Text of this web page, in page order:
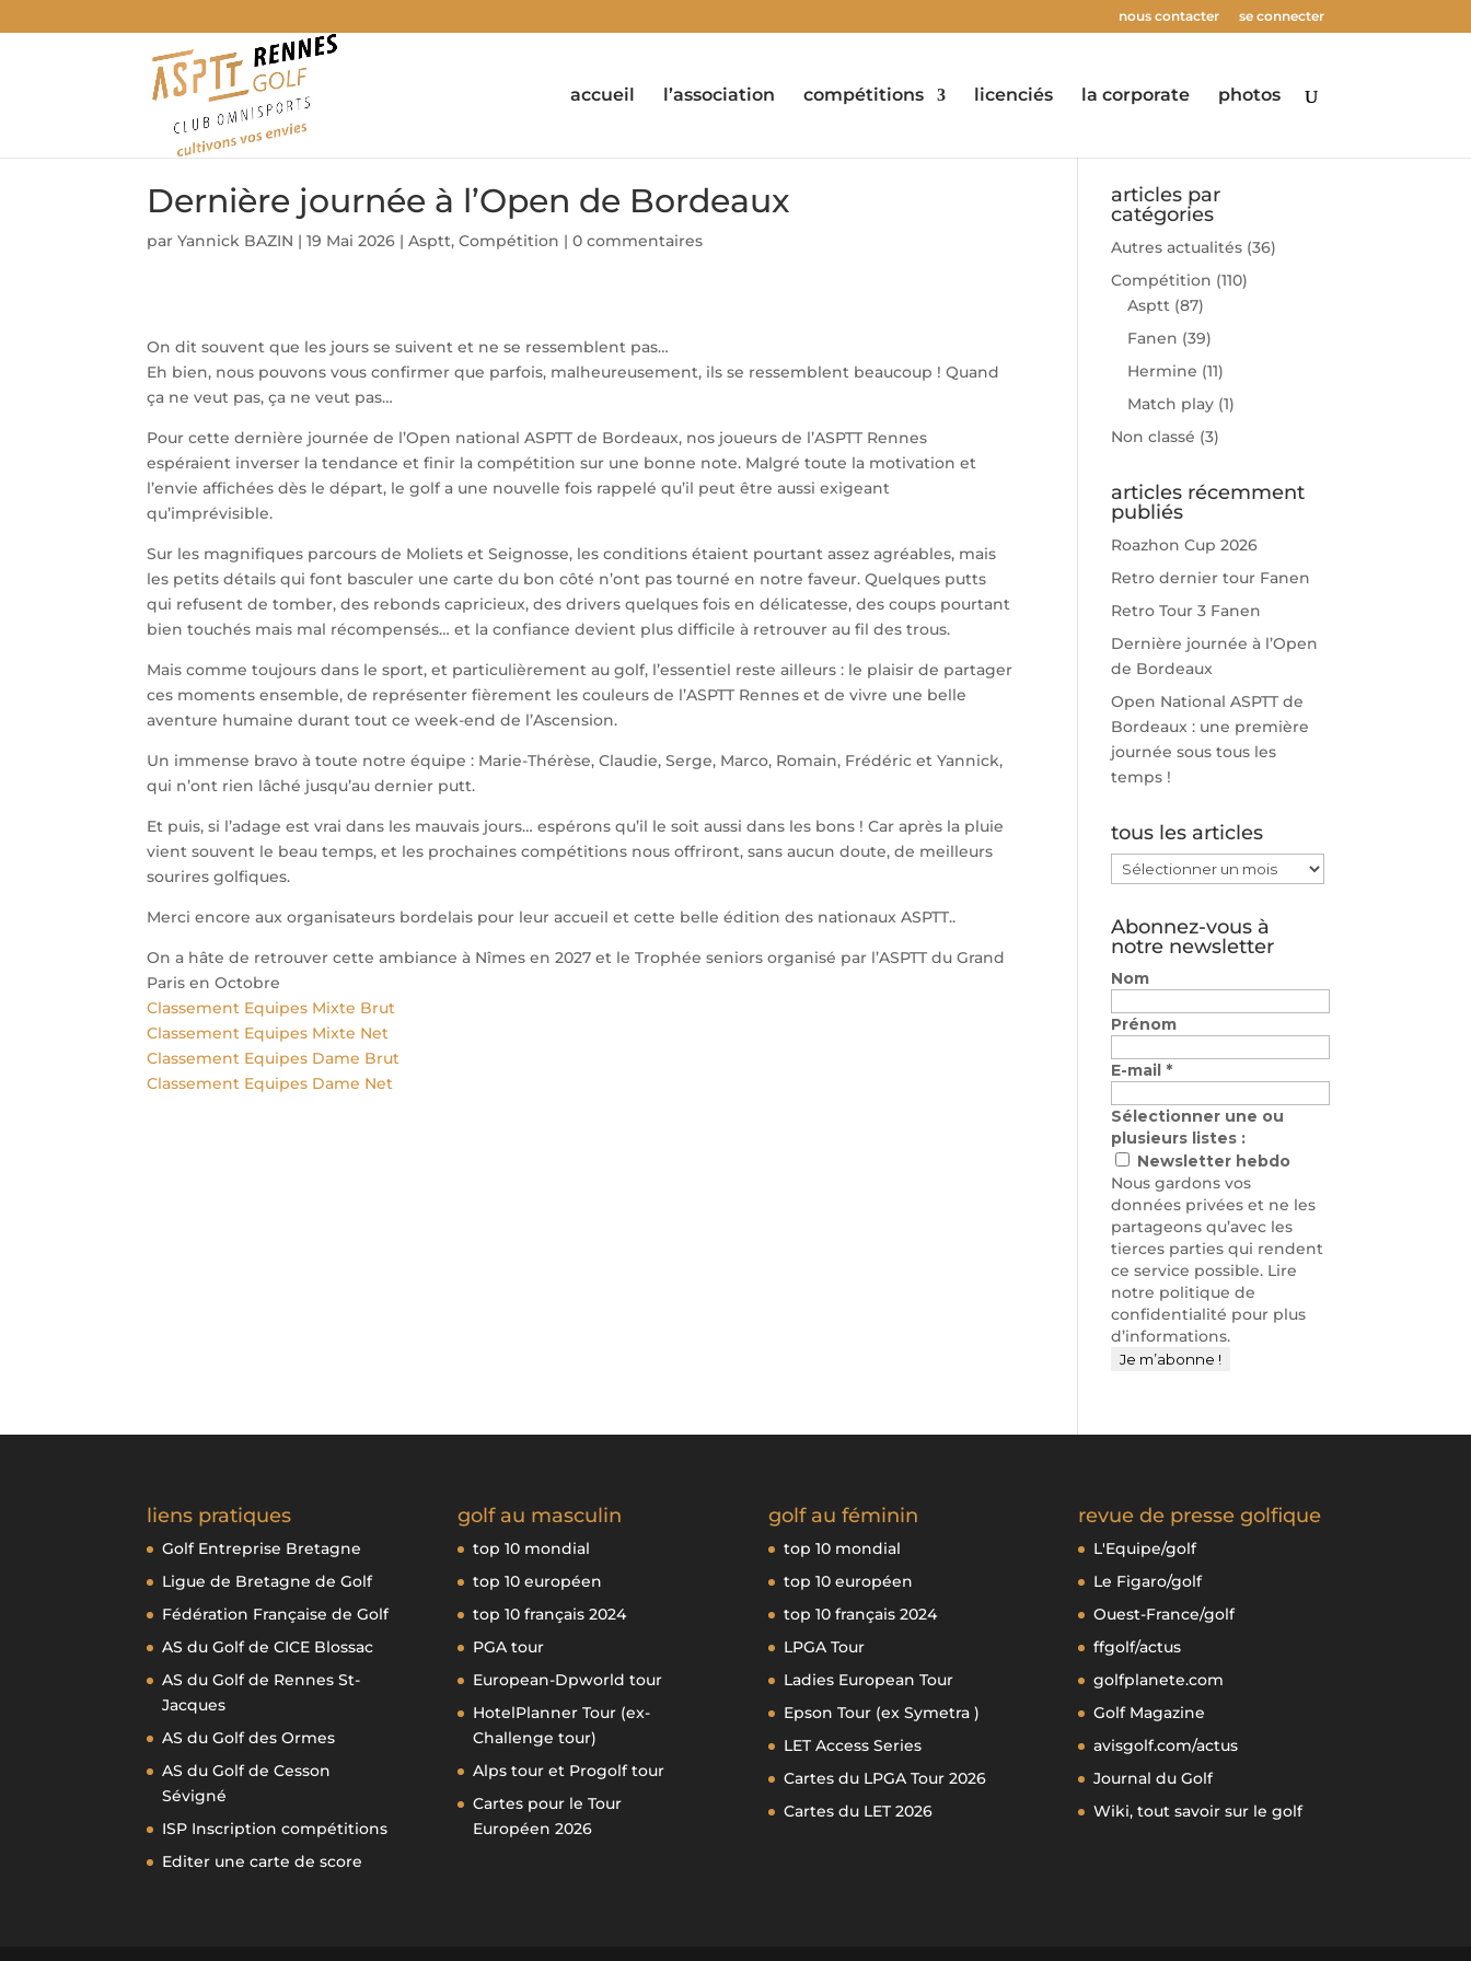
nous contacter se connecter
accueil l’association compétitions licenciés la corporate photos
Dernière journée à l’Open de Bordeaux
parYannick BAZIN |19 Mai 2026 |Asptt,Compétition |0 commentaires
On dit souvent que les jours se suivent et ne se ressemblent pas…
Eh bien, nous pouvons vous confirmer que parfois, malheureusement, ils se ressemblent beaucoup ! Quand
ça ne veut pas, ça ne veut pas…
Pour cette dernière journée de l’Open national ASPTT de Bordeaux, nos joueurs de l’ASPTT Rennes
espéraient inverser la tendance et finir la compétition sur une bonne note. Malgré toute la motivation et
l’envie affichées dès le départ, le golf a une nouvelle fois rappelé qu’il peut être aussi exigeant
qu’imprévisible.
Sur les magnifiques parcours de Moliets et Seignosse, les conditions étaient pourtant assez agréables, mais
les petits détails qui font basculer une carte du bon côté n’ont pas tourné en notre faveur. Quelques putts
qui refusent de tomber, des rebonds capricieux, des drivers quelques fois en délicatesse, des coups pourtant
bien touchés mais mal récompensés… et la confiance devient plus difficile à retrouver au fil des trous.
Mais comme toujours dans le sport, et particulièrement au golf, l’essentiel reste ailleurs : le plaisir de partager
ces moments ensemble, de représenter fièrement les couleurs de l’ASPTT Rennes et de vivre une belle
aventure humaine durant tout ce week-end de l’Ascension.
Un immense bravo à toute notre équipe : Marie-Thérèse, Claudie, Serge, Marco, Romain, Frédéric et Yannick,
qui n’ont rien lâché jusqu’au dernier putt.
Et puis, si l’adage est vrai dans les mauvais jours… espérons qu’il le soit aussi dans les bons ! Car après la pluie
vient souvent le beau temps, et les prochaines compétitions nous offriront, sans aucun doute, de meilleurs
sourires golfiques.
Merci encore aux organisateurs bordelais pour leur accueil et cette belle édition des nationaux ASPTT..
On a hâte de retrouver cette ambiance à Nîmes en 2027 et le Trophée seniors organisé par l’ASPTT du Grand
Paris en Octobre
Classement Equipes Mixte Brut
Classement Equipes Mixte Net
Classement Equipes Dame Brut
Classement Equipes Dame Net
articles par
catégories
Autres actualités (36)
Compétition (110)
Asptt (87)
Fanen (39)
Hermine (11)
Match play (1)
Non classé (3)
articles récemment
publiés
Roazhon Cup 2026
Retro dernier tour Fanen
Retro Tour 3 Fanen
Dernière journée à l’Open
de Bordeaux
Open National ASPTT de
Bordeaux : une première
journée sous tous les
temps !
tous les articles
tous
les
articles
Abonnez-vous à
notre newsletter
Nom
Prénom
E-mail *
Sélectionner une ou
plusieurs listes :
Newsletter hebdo
Nous gardons vos
données privées et ne les
partageons qu’avec les
tierces parties qui rendent
ce service possible. Lire
notre politique de
confidentialité pour plus
d’informations.
liens pratiques
Golf Entreprise Bretagne
Ligue de Bretagne de Golf
Fédération Française de Golf
AS du Golf de CICE Blossac
AS du Golf de Rennes St-
Jacques
AS du Golf des Ormes
AS du Golf de Cesson
Sévigné
ISP Inscription compétitions
Editer une carte de score
golf au masculin
top 10 mondial
top 10 européen
top 10 français 2024
PGA tour
European-Dpworld tour
HotelPlanner Tour (ex-
Challenge tour)
Alps tour et Progolf tour
Cartes pour le Tour
Européen 2026
golf au féminin
top 10 mondial
top 10 européen
top 10 français 2024
LPGA Tour
Ladies European Tour
Epson Tour (ex Symetra )
LET Access Series
Cartes du LPGA Tour 2026
Cartes du LET 2026
revue de presse golfique
L'Equipe/golf
Le Figaro/golf
Ouest-France/golf
ffgolf/actus
golfplanete.com
Golf Magazine
avisgolf.com/actus
Journal du Golf
Wiki, tout savoir sur le golf